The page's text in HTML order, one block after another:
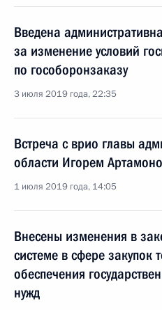
Введена
за изменение условий
по гособоронзаказу
3 июля 2019 года, 22:35
Встреча с врио главы
области Игорем
1 июля 2019 года, 14:05
Внесены изменения в
системе в сфере закупок
обеспечения
нужд